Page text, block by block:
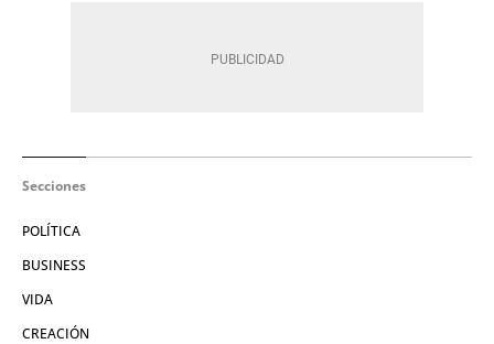
Secciones
POLÍTICA
BUSINESS
VIDA
CREACIÓN